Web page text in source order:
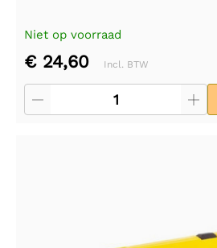
Niet op voorraad
€ 24,60 Incl. BTW